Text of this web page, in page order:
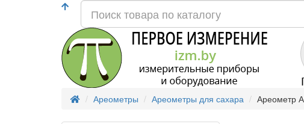
Ареометры Ареометры для сахара Ареометр